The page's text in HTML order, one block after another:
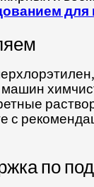
для
по